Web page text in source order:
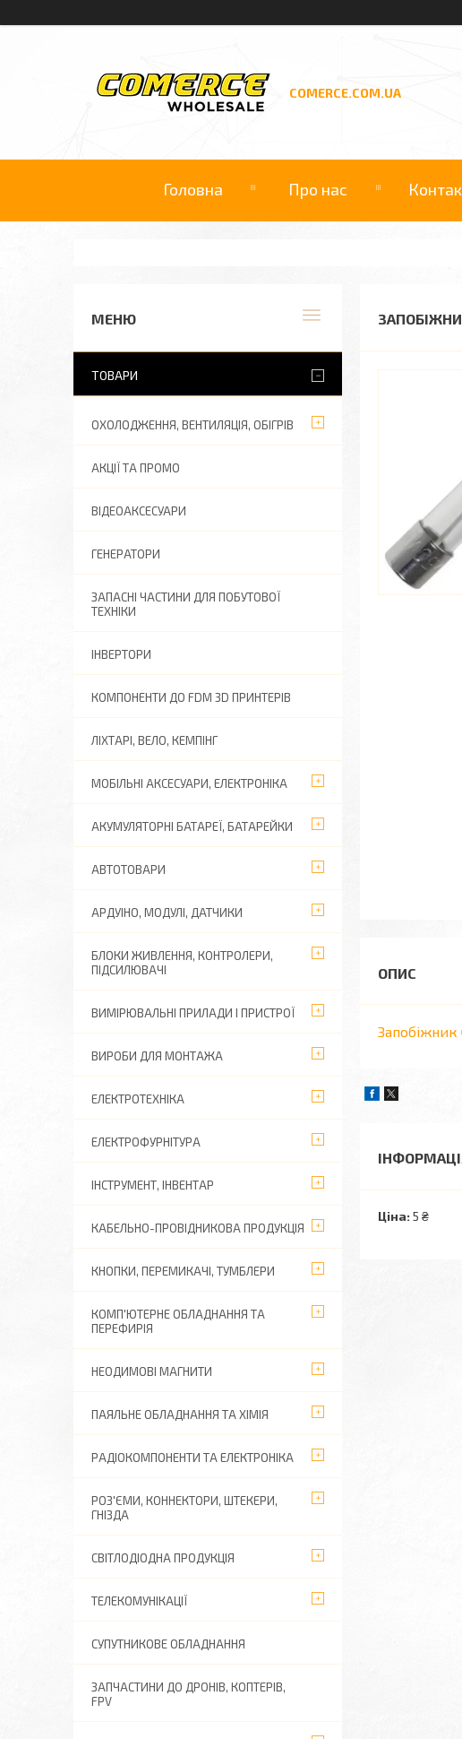
COMERCE.COM.UA
Головна Про нас
Запобіжник
Ціна: 5 ₴
ТОВАРИ
ОХОЛОДЖЕННЯ, ВЕНТИЛЯЦІЯ, ОБІГРІВ
АКЦІЇ ТА ПРОМО
ВІДЕОАКСЕСУАРИ
ГЕНЕРАТОРИ
ЗАПАСНІ ЧАСТИНИ ДЛЯ ПОБУТОВОЇ
ТЕХНІКИ
ІНВЕРТОРИ
КОМПОНЕНТИ ДО FDM 3D ПРИНТЕРІВ
ЛІХТАРІ, ВЕЛО, КЕМПІНГ
МОБІЛЬНІ АКСЕСУАРИ, ЕЛЕКТРОНІКА
АКУМУЛЯТОРНІ БАТАРЕЇ, БАТАРЕЙКИ
АВТОТОВАРИ
АРДУІНО, МОДУЛІ, ДАТЧИКИ
БЛОКИ ЖИВЛЕННЯ, КОНТРОЛЕРИ,
ПІДСИЛЮВАЧІ
ВИМІРЮВАЛЬНІ ПРИЛАДИ І ПРИСТРОЇ
ВИРОБИ ДЛЯ МОНТАЖА
ЕЛЕКТРОТЕХНІКА
ЕЛЕКТРОФУРНІТУРА
ІНСТРУМЕНТ, ІНВЕНТАР
КАБЕЛЬНО-ПРОВІДНИКОВА ПРОДУКЦІЯ
КНОПКИ, ПЕРЕМИКАЧІ, ТУМБЛЕРИ
КОМП'ЮТЕРНЕ ОБЛАДНАННЯ ТА
ПЕРЕФИРІЯ
НЕОДИМОВІ МАГНИТИ
ПАЯЛЬНЕ ОБЛАДНАННЯ ТА ХІМІЯ
РАДІОКОМПОНЕНТИ ТА ЕЛЕКТРОНІКА
РОЗ'ЄМИ, КОННЕКТОРИ, ШТЕКЕРИ,
ГНІЗДА
СВІТЛОДІОДНА ПРОДУКЦІЯ
ТЕЛЕКОМУНІКАЦІЇ
СУПУТНИКОВЕ ОБЛАДНАННЯ
ЗАПЧАСТИНИ ДО ДРОНІВ, КОПТЕРІВ,
FPV